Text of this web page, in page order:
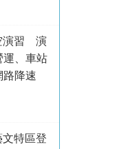
演習 演
運、車站
路降速
特區登